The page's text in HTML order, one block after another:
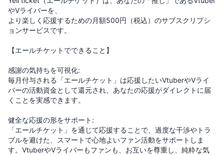
やVライバーを、
より楽しく応援するための月額500円（税込）のサブスクリプシ
ョンサービスです。
【エールチケットでできること】
感謝の気持ちを可視化:
毎月付与される「エールチケット」は応援したいVtuberやVライ
バーの活動資金として還元され、あなたの応援がダイレクトに届
くことを実感できます。
健全な応援の形をサポート:
「エールチケット」を通じて応援することで、過度な干渉やトラ
ブルを避けた、スマートで心地よいファン活動をサポートしま
す。VtuberやVライバーもファンも、お互いを尊重し、純粋な気